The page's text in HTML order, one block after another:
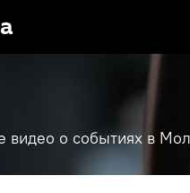
о событиях в